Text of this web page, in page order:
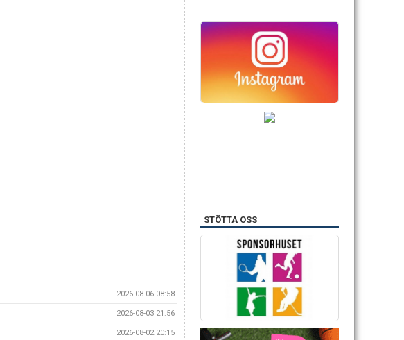
2026-08-06 08:58
2026-08-03 21:56
2026-08-02 20:15
STÖTTA OSS